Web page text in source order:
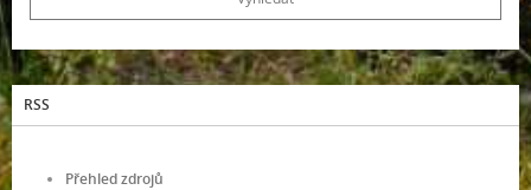
RSS
Přehled zdrojů